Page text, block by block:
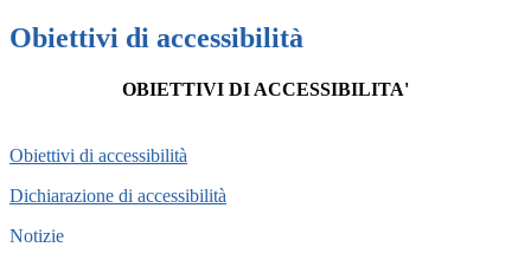
Obiettivi di accessibilità
OBIETTIVI DI ACCESSIBILITA'
Obiettivi di accessibilità
Dichiarazione di accessibilità
Notizie